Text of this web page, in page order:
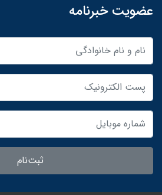
عضویت خبرنامه
ثبت‌نام